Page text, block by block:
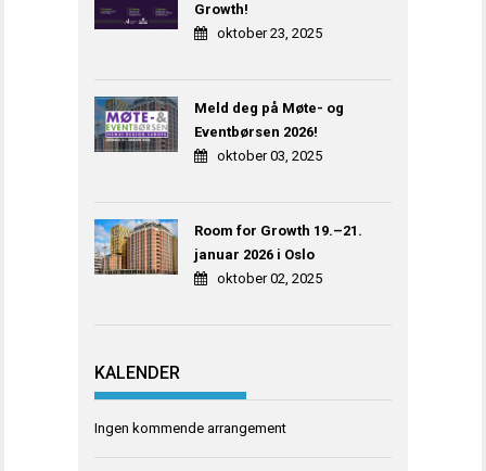
Growth!
oktober 23, 2025
Meld deg på Møte- og
Eventbørsen 2026!
oktober 03, 2025
Room for Growth 19.–21.
januar 2026 i Oslo
oktober 02, 2025
KALENDER
Ingen kommende arrangement